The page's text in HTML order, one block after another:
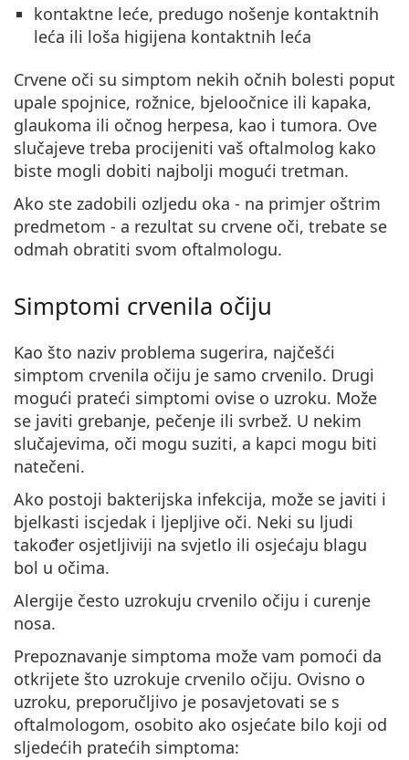
kontaktne leće, predugo nošenje kontaktnih
leća ili loša higijena kontaktnih leća
Crvene oči su simptom nekih očnih bolesti poput
upale spojnice, rožnice, bjeloočnice ili kapaka,
glaukoma ili očnog herpesa, kao i tumora. Ove
slučajeve treba procijeniti vaš oftalmolog kako
biste mogli dobiti najbolji mogući tretman.
Ako ste zadobili ozljedu oka - na primjer oštrim
predmetom - a rezultat su crvene oči, trebate se
odmah obratiti svom oftalmologu.
Simptomi crvenila očiju
Kao što naziv problema sugerira, najčešći
simptom crvenila očiju je samo crvenilo. Drugi
mogući prateći simptomi ovise o uzroku. Može
se javiti grebanje, pečenje ili svrbež. U nekim
slučajevima, oči mogu suziti, a kapci mogu biti
natečeni.
Ako postoji bakterijska infekcija, može se javiti i
bjelkasti iscjedak i ljepljive oči. Neki su ljudi
također osjetljiviji na svjetlo ili osjećaju blagu
bol u očima.
Alergije često uzrokuju crvenilo očiju i curenje
nosa.
Prepoznavanje simptoma može vam pomoći da
otkrijete što uzrokuje crvenilo očiju. Ovisno o
uzroku, preporučljivo je posavjetovati se s
oftalmologom, osobito ako osjećate bilo koji od
sljedećih pratećih simptoma: